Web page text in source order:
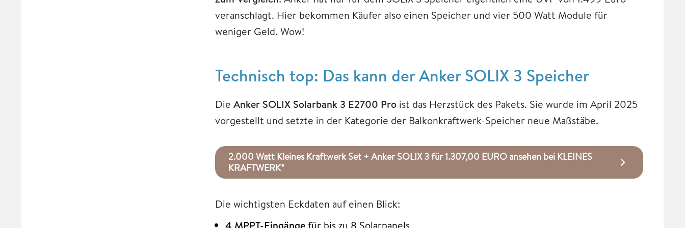
veranschlagt. Hier bekommen Käufer also einen Speicher und vier 500 Watt Module für
weniger Geld. Wow!
Technisch top: Das kann der Anker SOLIX 3 Speicher
Die Anker SOLIX Solarbank 3 E2700 Pro ist das Herzstück des Pakets. Sie wurde im April 2025
vorgestellt und setzte in der Kategorie der Balkonkraftwerk-Speicher neue Maßstäbe.
2.000 Watt Kleines Kraftwerk Set + Anker SOLIX 3 für 1.307,00 EURO ansehen bei KLEINES
KRAFTWERK*
Die wichtigsten Eckdaten auf einen Blick: